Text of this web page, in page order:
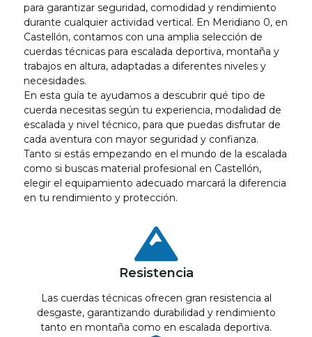
para garantizar seguridad, comodidad y rendimiento
durante cualquier actividad vertical. En Meridiano 0, en
Castellón, contamos con una amplia selección de
cuerdas técnicas para escalada deportiva, montaña y
trabajos en altura, adaptadas a diferentes niveles y
necesidades.
En esta guía te ayudamos a descubrir qué tipo de
cuerda necesitas según tu experiencia, modalidad de
escalada y nivel técnico, para que puedas disfrutar de
cada aventura con mayor seguridad y confianza.
Tanto si estás empezando en el mundo de la escalada
como si buscas material profesional en Castellón,
elegir el equipamiento adecuado marcará la diferencia
en tu rendimiento y protección.
Resistencia
Las cuerdas técnicas ofrecen gran resistencia al
desgaste, garantizando durabilidad y rendimiento
tanto en montaña como en escalada deportiva.